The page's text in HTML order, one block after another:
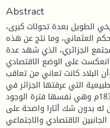
Abstract
الطويل بعدة تحولات كبرى،
العثماني، وما نتج عن هذه
الجزائري، الذي شهد عدة
انعكست على الوضع الاقتصادي
كانت تعاني من تعاقب
التي عرفتها الجزائر في
فترة الدراسة 1519م - 1830م وهي نفسها فترة الوجود
له بدون شك أثارا واضحة على
الجانبين الاقتصادي والاجتماعي